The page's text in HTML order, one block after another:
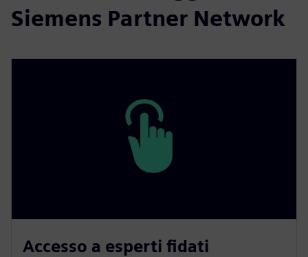
Siemens Partner Network
Accesso a esperti fidati